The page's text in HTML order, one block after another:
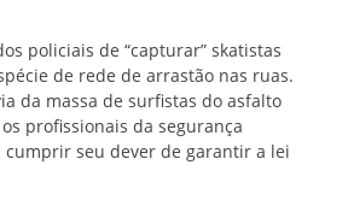
policiais de “capturar” skatistas
de rede de arrastão nas ruas.
da massa de surfistas do asfalto
profissionais da segurança
cumprir seu dever de garantir a lei